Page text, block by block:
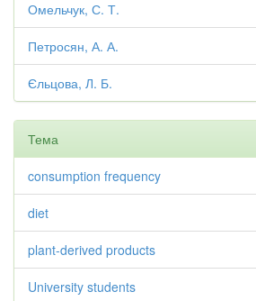
Омельчук, С. Т.
Петросян, А. А.
Єльцова, Л. Б.
Тема
consumption frequency
diet
plant-derived products
University students